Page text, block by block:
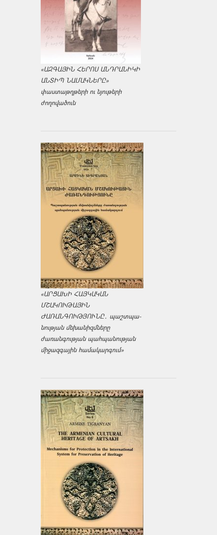
«ԱԶԳԱՅԻՆ ՀԵՐՈՍ ԱՆԴՐԱՆԻԿԻ
ԱՆՏԻՊ ՆԱՄԱԿՆԵՐԸ»
փաստաթղթերի ու նյութերի
ժողովածուն
«ԱՐՑԱԽԻ ՀԱՅԿԱԿԱՆ
ՄՇԱԿՈՒԹԱՅԻՆ
ԺԱՌԱՆԳՈՒԹՅՈՒՆԸ․ պաշտպա­
նության մեխանիզմները
ժառանգության պահպանության
միջազ­գային համակարգում»